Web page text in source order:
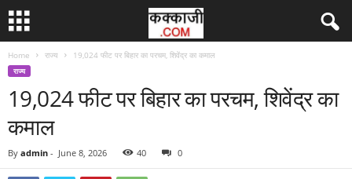
Home राज्य 19,024 फीट पर बिहार का परचम, शिवेंद्र का कमाल
राज्य
19,024 फीट पर बिहार का परचम, शिवेंद्र का
कमाल
By admin - June 8, 2026 40 0